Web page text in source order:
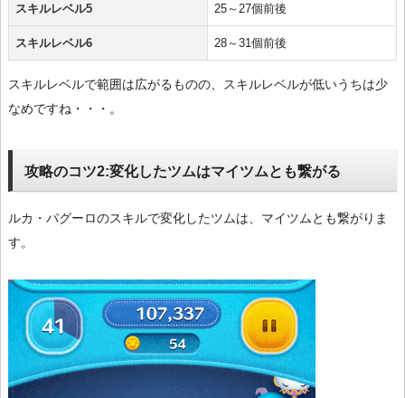
スキルレベル5 25～27個前後
スキルレベル6 28～31個前後
スキルレベルで範囲は広がるものの、スキルレベルが低いうちは少
なめですね・・・。
攻略のコツ2:変化したツムはマイツムとも繋がる
ルカ・パグーロのスキルで変化したツムは、マイツムとも繋がりま
す。